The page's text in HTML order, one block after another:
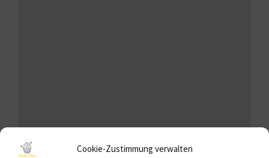
Cookie-Zustimmung verwalten